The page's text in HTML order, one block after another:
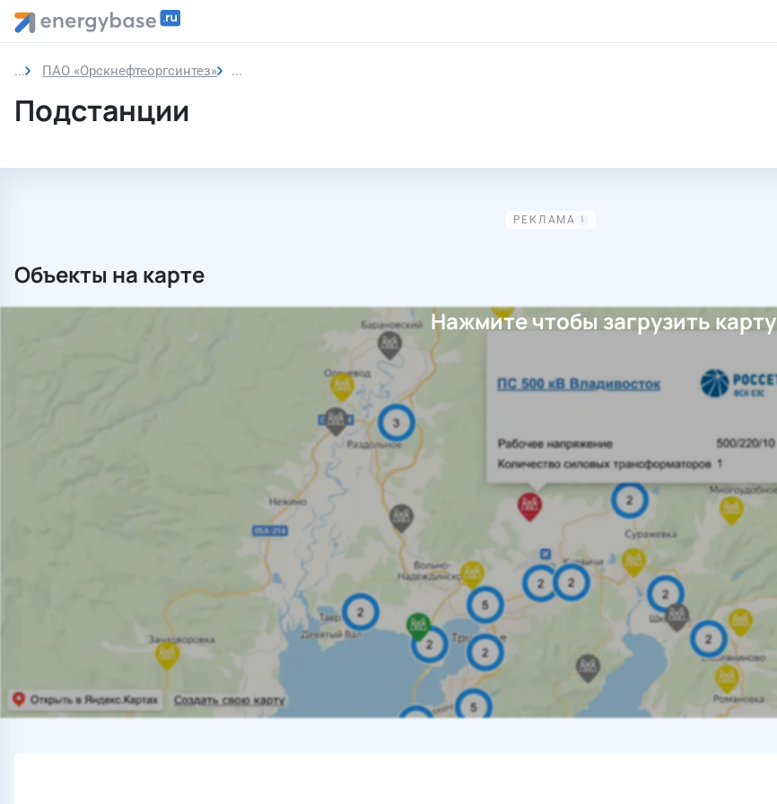
ПАО «Орскнефтеоргсинтез» Подстанции
Подстанции
Объекты на карте
Нажмите чтобы загрузить карту